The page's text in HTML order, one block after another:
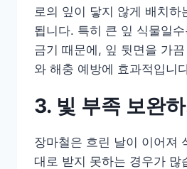
로의 잎이 닿지 않게 배치하
됩니다. 특히 큰 잎 식물일
금기 때문에, 잎 뒷면을 가
와 해충 예방에 효과적입니
3. 빛 부족 보완
장마철은 흐린 날이 이어져
대로 받지 못하는 경우가 많